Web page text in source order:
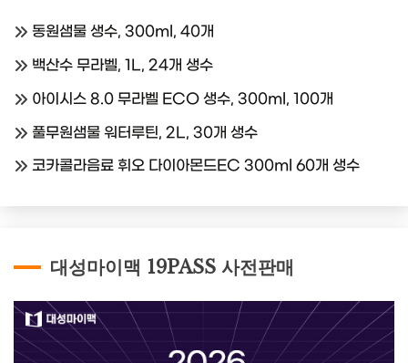
동원샘물 생수, 300ml, 40개
백산수 무라벨, 1L, 24개 생수
아이시스 8.0 무라벨 ECO 생수, 300ml, 100개
풀무원샘물 워터루틴, 2L, 30개 생수
코카콜라음료 휘오 다이아몬드EC 300ml 60개 생수
대성마이맥 19PASS 사전판매